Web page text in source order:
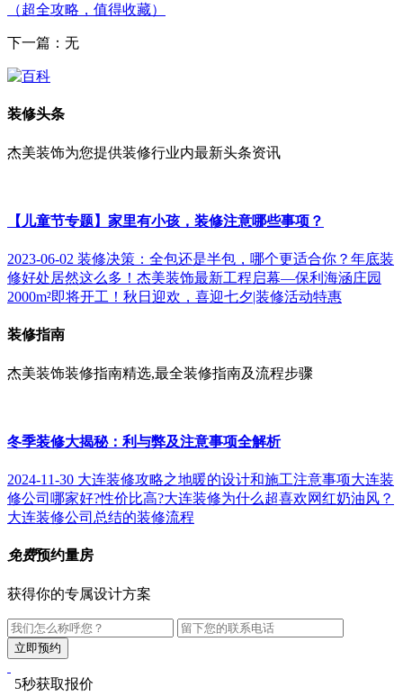
（超全攻略，值得收藏）
下一篇：无
装修头条
杰美装饰为您提供装修行业内最新头条资讯
【儿童节专题】家里有小孩，装修注意哪些事项？
2023-06-02 装修决策：全包还是半包，哪个更适合你？ 年底装
修好处居然这么多！ 杰美装饰最新工程启幕—保利海涵庄园
2000m²即将开工！ 秋日迎欢，喜迎七夕|装修活动特惠
装修指南
杰美装饰装修指南精选,最全装修指南及流程步骤
冬季装修大揭秘：利与弊及注意事项全解析
2024-11-30 大连装修攻略之地暖的设计和施工注意事项大连装
修公司哪家好?性价比高?大连装修为什么超喜欢网红奶油风？
大连装修公司总结的装修流程
免费预约量房
获得你的专属设计方案
5秒获取报价